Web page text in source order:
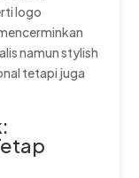
logo
namun stylish
tetapi juga